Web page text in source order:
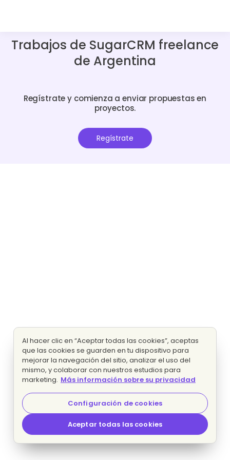
Trabajos de SugarCRM freelance
de Argentina
Regístrate y comienza a enviar propuestas en
proyectos.
Regístrate
Al hacer clic en “Aceptar todas las cookies”, aceptas
que las cookies se guarden en tu dispositivo para
mejorar la navegación del sitio, analizar el uso del
mismo, y colaborar con nuestros estudios para
marketing. Más información sobre su privacidad
Configuración de cookies
Aceptar todas las cookies